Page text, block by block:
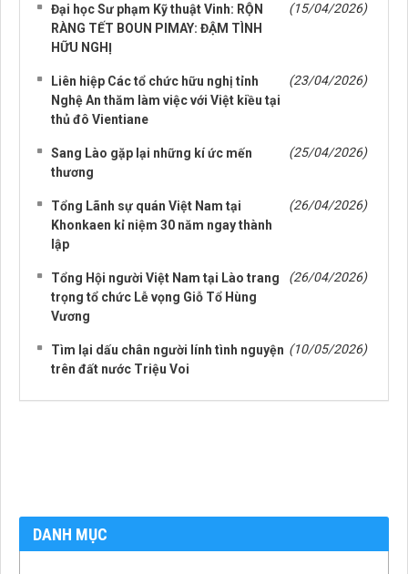
Đại học Sư phạm Kỹ thuật Vinh: RỘN
RÀNG TẾT BOUN PIMAY: ĐẬM TÌNH
HỮU NGHỊ
(15/04/2026)
Liên hiệp Các tổ chức hữu nghị tỉnh
Nghệ An thăm làm việc với Việt kiều tại
thủ đô Vientiane
(23/04/2026)
Sang Lào gặp lại những kí ức mến
thương
(25/04/2026)
Tổng Lãnh sự quán Việt Nam tại
Khonkaen kỉ niệm 30 năm ngay thành
lập
(26/04/2026)
Tổng Hội người Việt Nam tại Lào trang
trọng tổ chức Lễ vọng Giỗ Tổ Hùng
Vương
(26/04/2026)
Tìm lại dấu chân người lính tình nguyện
trên đất nước Triệu Voi
(10/05/2026)
DANH MỤC